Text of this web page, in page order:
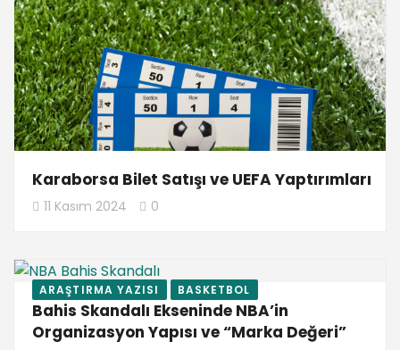
Karaborsa Bilet Satışı ve UEFA Yaptırımları
11 Kasım 2024 0
ARAŞTIRMA YAZISI BASKETBOL
Bahis Skandalı Ekseninde NBA’in
Organizasyon Yapısı ve “Marka Değeri”